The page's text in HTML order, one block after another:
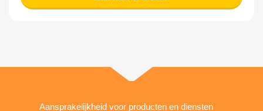
Aansprakelijkheid voor producten en diensten